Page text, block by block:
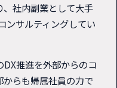
、社内副業として大手
ンサルティングしてい
推進を外部からのコ
からも帰属社員の力で